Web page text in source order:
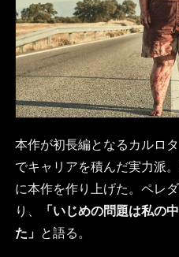
本作が初長編となるカルロ
でキャリアを積んだ実力派
に本作を作り上げた。ペレ
り、
「いじめの問題は私の
た」 と語る。